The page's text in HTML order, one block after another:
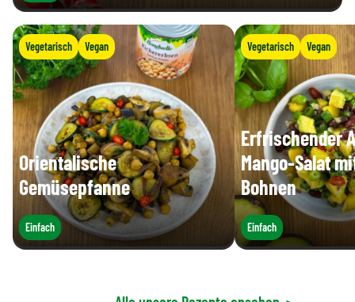
Vegetarisch Vegan
Orientalische
Gemüsepfanne
Einfach
Vegetarisch Vegan
Erfrischender
Mango-Salat
Bohnen
Einfach